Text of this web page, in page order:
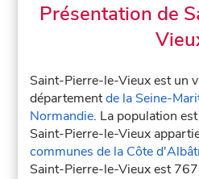
Présentation de
Saint-Pierre-le-Vieux est un
départementde la Seine-
Normandie. La population
Saint-Pierre-le-Vieux
communes de la Côte
Saint-Pierre-le-Vieux est